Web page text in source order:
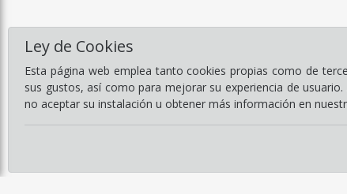
Ley de Cookies
Esta página web emplea tanto cookies propias como de
sus gustos, así como para mejorar su experiencia de
no aceptar su instalación u obtener más información en